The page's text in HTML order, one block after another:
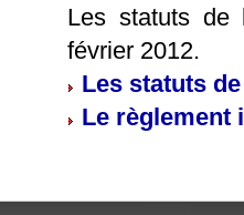
Les statuts de
février 2012.
Les statuts
Le règlement